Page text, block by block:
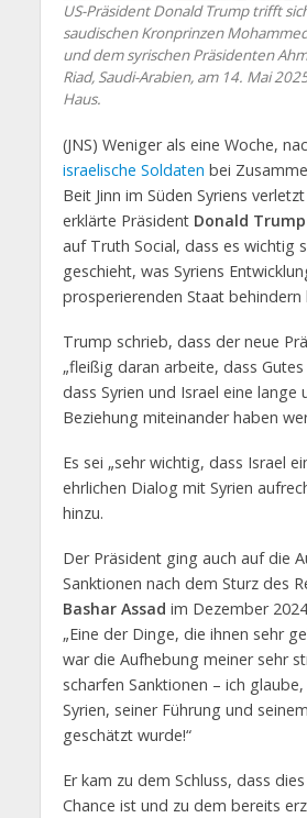
US-Präsident Donald Trump trifft
saudischen Kronprinzen
und dem syrischen Präsidenten
Riad, Saudi-Arabien, am 14. Mai
Haus.
(JNS) Weniger als eine Woche,
israelische Soldaten bei
Beit Jinn im Süden Syriens
erklärte Präsident Donald Trump
auf Truth Social, dass es wichtig
geschieht, was Syriens
prosperierenden Staat behindern
Trump schrieb, dass der neue
„fleißig daran arbeite, dass
dass Syrien und Israel eine lange
Beziehung miteinander haben
Es sei „sehr wichtig, dass Israel
ehrlichen Dialog mit Syrien
hinzu.
Der Präsident ging auch auf die
Sanktionen nach dem Sturz des
Bashar Assad im Dezember
„Eine der Dinge, die ihnen sehr
war die Aufhebung meiner sehr
scharfen Sanktionen – ich
Syrien, seiner Führung und
geschätzt wurde!“
Er kam zu dem Schluss, dass
Chance ist und zu dem bereits